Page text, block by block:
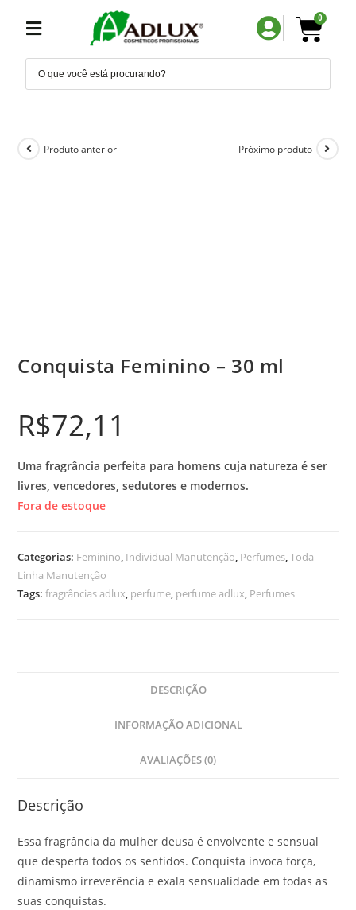
0
Produto anterior Próximo produto
Conquista Feminino – 30 ml
R$72,11
Uma fragrância perfeita para homens cuja natureza é ser
livres, vencedores, sedutores e modernos.
Fora de estoque
Categorias: Feminino, Individual Manutenção, Perfumes,Toda
Linha Manutenção
Tags:fragrâncias adlux, perfume, perfume adlux, Perfumes
DESCRIÇÃO
INFORMAÇÃO ADICIONAL
AVALIAÇÕES (0)
Descrição
Essa fragrância da mulher deusa é envolvente e sensual
que desperta todos os sentidos. Conquista invoca força,
dinamismo irreverência e exala sensualidade em todas as
suas conquistas.